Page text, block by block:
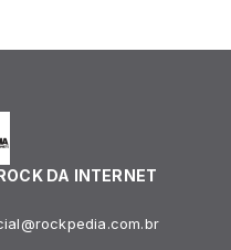
DA INTERNET